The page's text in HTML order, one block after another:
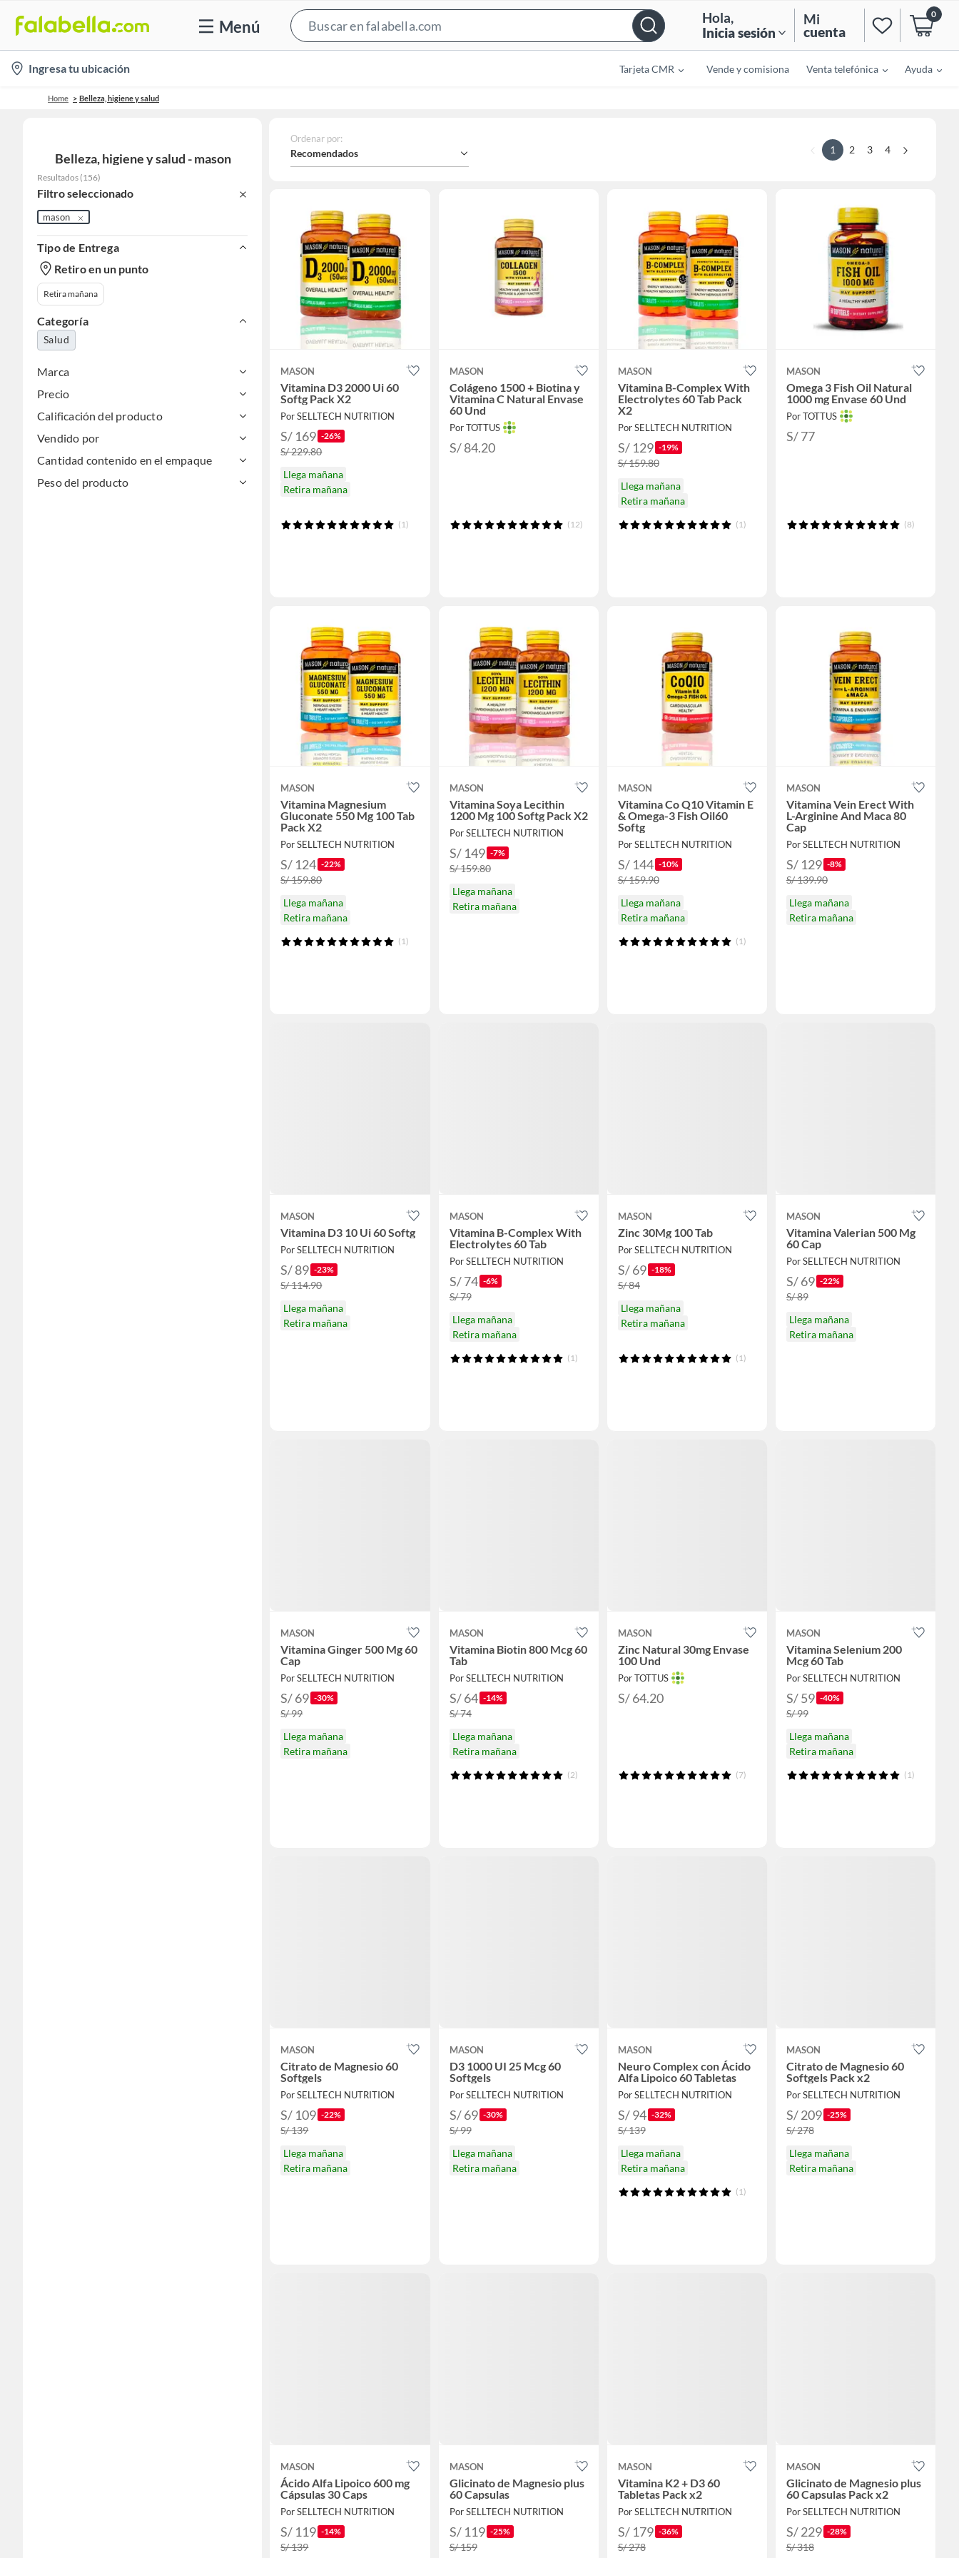
Menú
Bar
Hola,
Inicia sesión
Mi
cuenta
0
location-
icon
Ingresa tu ubicación Tarjeta CMR Vende y comisiona Venta telefónica Ayuda
Home Belleza, higiene y salud
Belleza, higiene y salud - mason
Resultados (156)
Filtro seleccionado
mason
Tipo de Entrega
Retiro en un punto
Retira mañana
Categoría
Salud
Marca
Precio
Calificación del producto
Vendido por
Cantidad contenido en el empaque
Peso del producto
Ordenar por:
Recomendados 1 2 3 4
MASON
Vitamina D3 2000 Ui 60
Softg Pack X2
Por SELLTECH NUTRITION
S/ 169 -26%
S/ 229.80
Llega mañana
Retira mañana
(1)
MASON
Colágeno 1500 + Biotina y
Vitamina C Natural Envase
60 Und
Por TOTTUS
S/ 84.20
(12)
MASON
Vitamina B-Complex With
Electrolytes 60 Tab Pack
X2
Por SELLTECH NUTRITION
S/ 129 -19%
S/ 159.80
Llega mañana
Retira mañana
(1)
MASON
Omega 3 Fish Oil Natural
1000 mg Envase 60 Und
Por TOTTUS
S/ 77
(8)
MASON
Vitamina Magnesium
Gluconate 550 Mg 100 Tab
Pack X2
Por SELLTECH NUTRITION
S/ 124 -22%
S/ 159.80
Llega mañana
Retira mañana
(1)
MASON
Vitamina Soya Lecithin
1200 Mg 100 Softg Pack X2
Por SELLTECH NUTRITION
S/ 149 -7%
S/ 159.80
Llega mañana
Retira mañana
MASON
Vitamina Co Q10 Vitamin E
& Omega-3 Fish Oil60
Softg
Por SELLTECH NUTRITION
S/ 144 -10%
S/ 159.90
Llega mañana
Retira mañana
(1)
MASON
Vitamina Vein Erect With
L-Arginine And Maca 80
Cap
Por SELLTECH NUTRITION
S/ 129 -8%
S/ 139.90
Llega mañana
Retira mañana
MASON
Vitamina D3 10 Ui 60 Softg
Por SELLTECH NUTRITION
S/ 89 -23%
S/ 114.90
Llega mañana
Retira mañana
MASON
Vitamina B-Complex With
Electrolytes 60 Tab
Por SELLTECH NUTRITION
S/ 74 -6%
S/ 79
Llega mañana
Retira mañana
(1)
MASON
Zinc 30Mg 100 Tab
Por SELLTECH NUTRITION
S/ 69 -18%
S/ 84
Llega mañana
Retira mañana
(1)
MASON
Vitamina Valerian 500 Mg
60 Cap
Por SELLTECH NUTRITION
S/ 69 -22%
S/ 89
Llega mañana
Retira mañana
MASON
Vitamina Ginger 500 Mg 60
Cap
Por SELLTECH NUTRITION
S/ 69 -30%
S/ 99
Llega mañana
Retira mañana
MASON
Vitamina Biotin 800 Mcg 60
Tab
Por SELLTECH NUTRITION
S/ 64 -14%
S/ 74
Llega mañana
Retira mañana
(2)
MASON
Zinc Natural 30mg Envase
100 Und
Por TOTTUS
S/ 64.20
(7)
MASON
Vitamina Selenium 200
Mcg 60 Tab
Por SELLTECH NUTRITION
S/ 59 -40%
S/ 99
Llega mañana
Retira mañana
(1)
MASON
Citrato de Magnesio 60
Softgels
Por SELLTECH NUTRITION
S/ 109 -22%
S/ 139
Llega mañana
Retira mañana
MASON
D3 1000 UI 25 Mcg 60
Softgels
Por SELLTECH NUTRITION
S/ 69 -30%
S/ 99
Llega mañana
Retira mañana
MASON
Neuro Complex con Ácido
Alfa Lipoico 60 Tabletas
Por SELLTECH NUTRITION
S/ 94 -32%
S/ 139
Llega mañana
Retira mañana
(1)
MASON
Citrato de Magnesio 60
Softgels Pack x2
Por SELLTECH NUTRITION
S/ 209 -25%
S/ 278
Llega mañana
Retira mañana
MASON
Ácido Alfa Lipoico 600 mg
Cápsulas 30 Caps
Por SELLTECH NUTRITION
S/ 119 -14%
S/ 139
MASON
Glicinato de Magnesio plus
60 Capsulas
Por SELLTECH NUTRITION
S/ 119 -25%
S/ 159
MASON
Vitamina K2 + D3 60
Tabletas Pack x2
Por SELLTECH NUTRITION
S/ 179 -36%
S/ 278
MASON
Glicinato de Magnesio plus
60 Capsulas Pack x2
Por SELLTECH NUTRITION
S/ 229 -28%
S/ 318